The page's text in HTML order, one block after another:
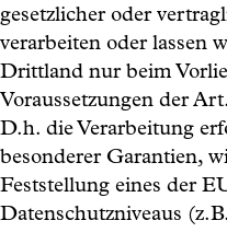
gesetzlicher oder
verarbeiten oder lassen
Drittland nur beim
Voraussetzungen der
D.h. die Verarbeitung
besonderer Garantien,
Feststellung eines der
Datenschutzniveaus